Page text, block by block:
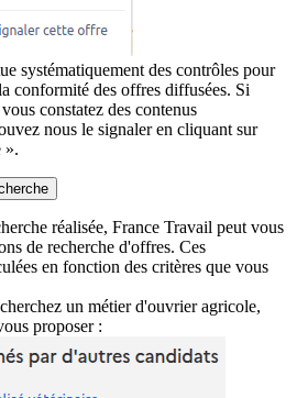
systématiquement des contrôles pour
conformité des offres diffusées. Si
constatez des contenus
nous le signaler en cliquant sur
».
réalisée, France Travail peut vous
de recherche d'offres. Ces
en fonction des critères que vous
un métier d'ouvrier agricole,
proposer :